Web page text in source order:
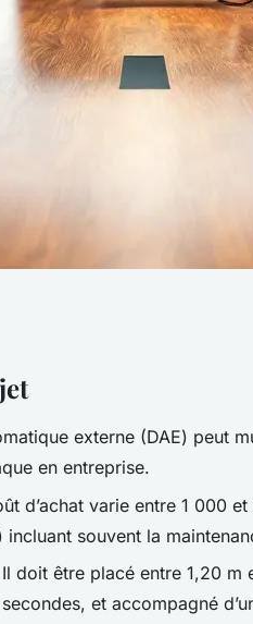
pour
externe (DAE) peut
en entreprise.
d’achat varie entre 1 000
souvent la
doit être placé entre 1,20 m
et accompagné